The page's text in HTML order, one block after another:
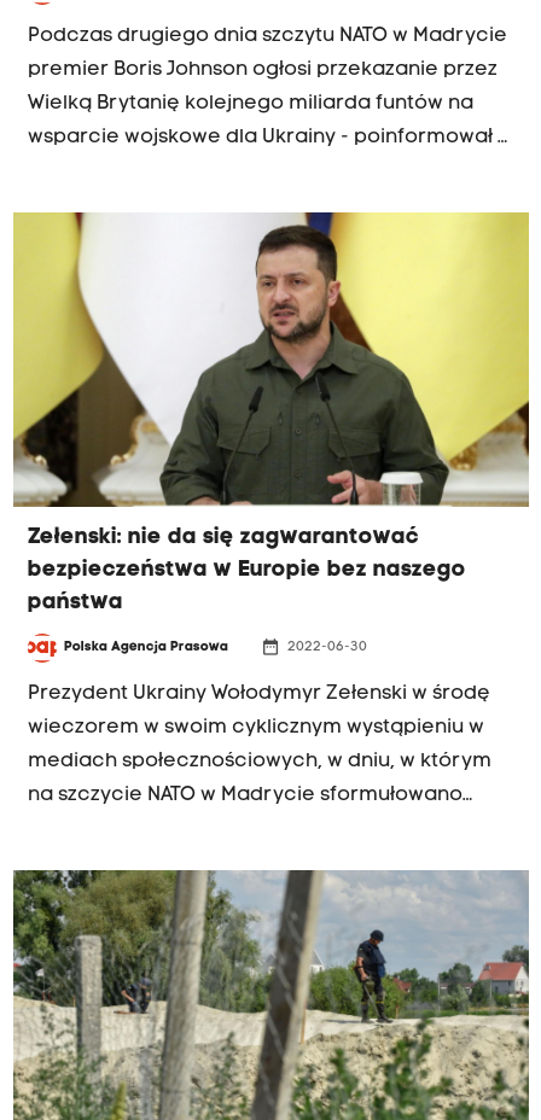
Podczas drugiego dnia szczytu NATO w Madrycie
premier Boris Johnson ogłosi przekazanie przez
Wielką Brytanię kolejnego miliarda funtów na
wsparcie wojskowe dla Ukrainy - poinformował w
Zełenski: nie da się zagwarantować
bezpieczeństwa w Europie bez naszego
państwa
Polska Agencja Prasowa date_range 2022-06-30
Prezydent Ukrainy Wołodymyr Zełenski w środę
wieczorem w swoim cyklicznym wystąpieniu w
mediach społecznościowych, w dniu, w którym
na szczycie NATO w Madrycie sformułowano
bezpieczeństwa sojuszników oraz pokoju i
stabilności w obszarze euroatlantyckim,
podkreślił, że nie sposób zagwarantować
bezpieczeństwa w Europie bez Ukrainy.